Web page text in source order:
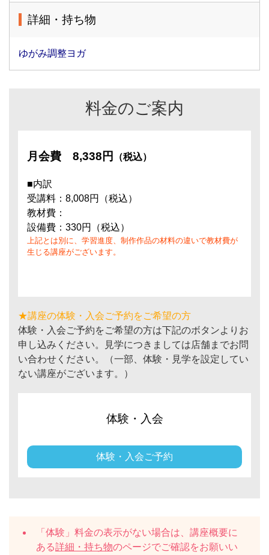
詳細・持ち物
ゆがみ調整ヨガ
料金のご案内
月会費 8,338円 （税込）
■内訳
受講料：8,008円（税込）
教材費：
設備費：330円（税込）
上記とは別に、学習進度、制作作品の材料の違いで教材費が
生じる講座がございます。
★講座の体験・入会ご予約をご希望の方
体験・入会ご予約をご希望の方は下記のボタンよりお
申し込みください。見学につきましては店舗までお問
い合わせください。（一部、体験・見学を設定してい
ない講座がございます。）
体験・入会
体験・入会ご予約
「体験」料金の表示がない場合は、講座概要に
ある詳細・持ち物のページでご確認をお願いい